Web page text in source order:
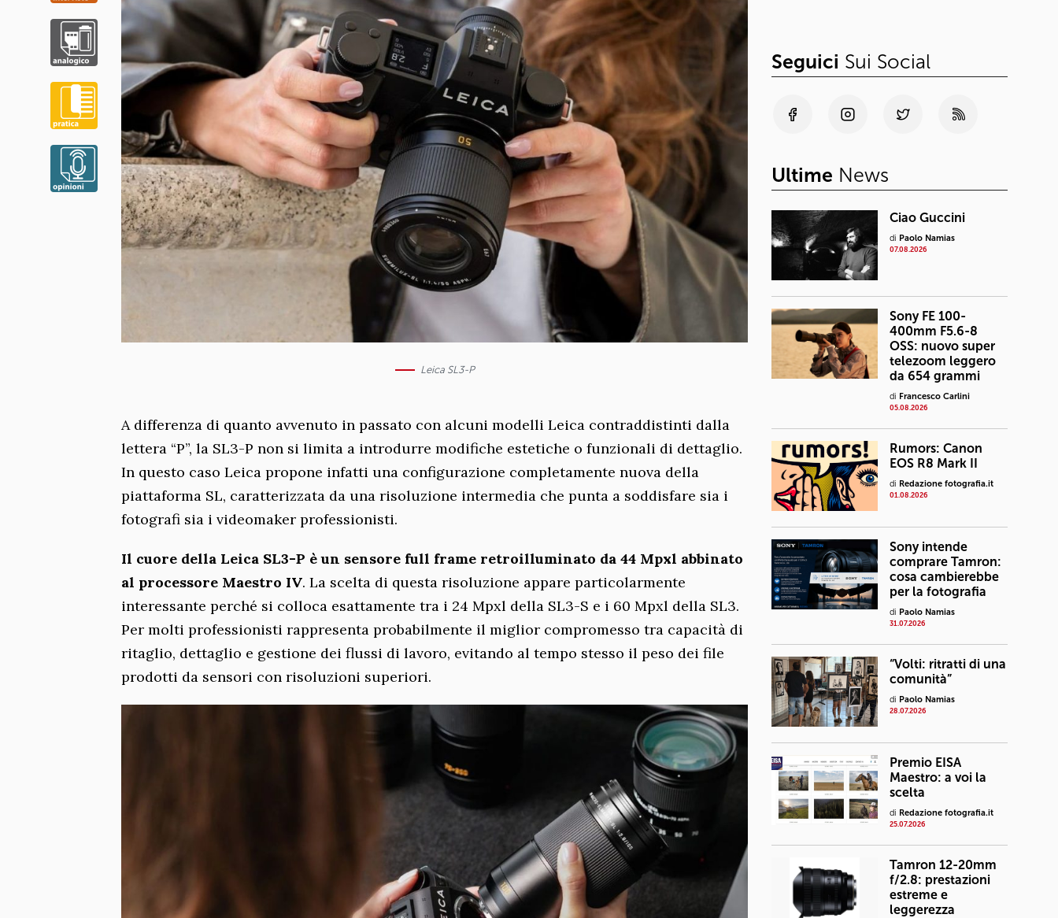
Leica SL3-P
A differenza di quanto avvenuto in passato con alcuni modelli Leica contraddistinti dalla
lettera “P”, la SL3-P non si limita a introdurre modifiche estetiche o funzionali di dettaglio.
In questo caso Leica propone infatti una configurazione completamente nuova della
piattaforma SL, caratterizzata da una risoluzione intermedia che punta a soddisfare sia i
fotografi sia i videomaker professionisti.
Il cuore della Leica SL3-P è un sensore full frame retroilluminato da 44 Mpxl abbinato
al processore Maestro IV. La scelta di questa risoluzione appare particolarmente
interessante perché si colloca esattamente tra i 24 Mpxl della SL3-S e i 60 Mpxl della SL3.
Per molti professionisti rappresenta probabilmente il miglior compromesso tra capacità di
ritaglio, dettaglio e gestione dei flussi di lavoro, evitando al tempo stesso il peso dei file
prodotti da sensori con risoluzioni superiori.
Seguici Sui Social
Ultime News
Ciao Guccini
di Paolo Namias
07.08.2026
Sony FE 100-
400mm F5.6-8
OSS: nuovo super
telezoom leggero
da 654 grammi
di Francesco Carlini
05.08.2026
Rumors: Canon
EOS R8 Mark II
di Redazione fotografia.it
01.08.2026
Sony intende
comprare Tamron:
cosa cambierebbe
per la fotografia
di Paolo Namias
31.07.2026
“Volti: ritratti di una
comunità”
di Paolo Namias
28.07.2026
Premio EISA
Maestro: a voi la
scelta
di Redazione fotografia.it
25.07.2026
Tamron 12-20mm
f/2.8: prestazioni
estreme e
leggerezza